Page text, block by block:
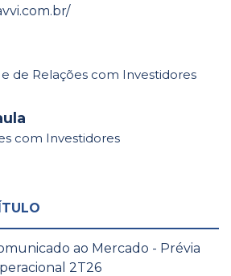
de Relações com Investidores
com Investidores
ao Mercado - Prévia
2T26